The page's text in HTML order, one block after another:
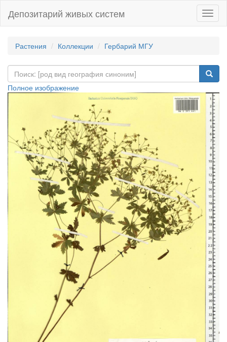
Депозитарий живых систем
Растения Коллекции Гербарий МГУ
Полное изображение